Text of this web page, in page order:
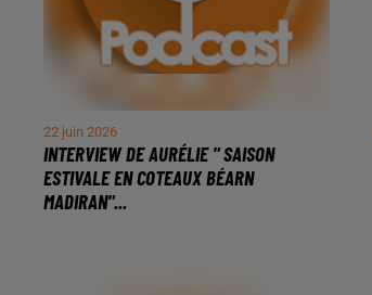
22 juin 2026
INTERVIEW DE AURÉLIE " SAISON
ESTIVALE EN COTEAUX BÉARN
MADIRAN"...